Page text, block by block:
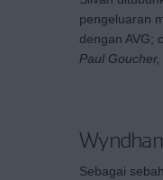
pengeluaran
dengan AVG;
Paul
Sebagai